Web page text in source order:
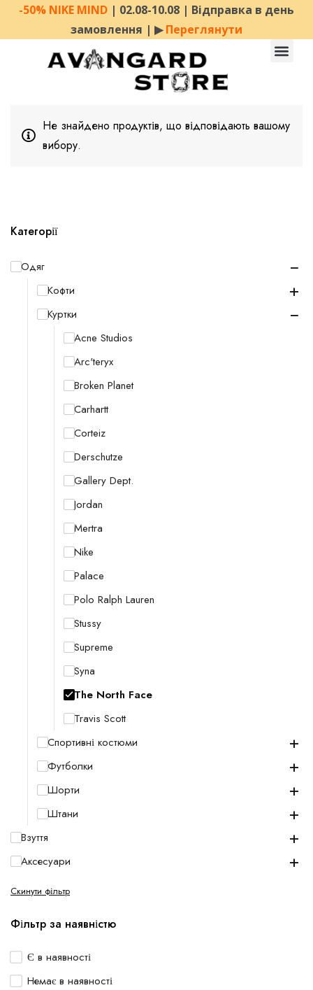
-50% NIKE MIND | 02.08-10.08 | Відправка в день
замовлення | ▶︎Переглянути
Категорії
Одяг −
Кофти +
Куртки −
Acne Studios
Arc'teryx
Broken Planet
Carhartt
Corteiz
Derschutze
Gallery Dept.
Jordan
Mertra
Nike
Palace
Polo Ralph Lauren
Stussy
Supreme
Syna
The North Face
Travis Scott
Спортивні костюми
+
Футболки +
Шорти +
Штани +
Взуття +
Аксесуари +
Скинути фільтр
Фільтр за наявністю
Є в наявності
Немає в наявності
Не знайдено продуктів, що відповідають вашому
вибору.